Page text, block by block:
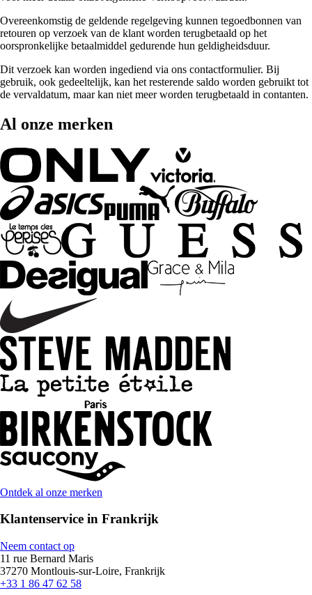
Overeenkomstig de geldende regelgeving kunnen tegoedbonnen van
retouren op verzoek van de klant worden terugbetaald op het
oorspronkelijke betaalmiddel gedurende hun geldigheidsduur.
Dit verzoek kan worden ingediend via ons contactformulier. Bij
gebruik, ook gedeeltelijk, kan het resterende saldo worden gebruikt tot
de vervaldatum, maar kan niet meer worden terugbetaald in contanten.
Al onze merken
Ontdek al onze merken
Klantenservice in Frankrijk
Neem contact op
11 rue Bernard Maris
37270 Montlouis-sur-Loire, Frankrijk
+33 1 86 47 62 58